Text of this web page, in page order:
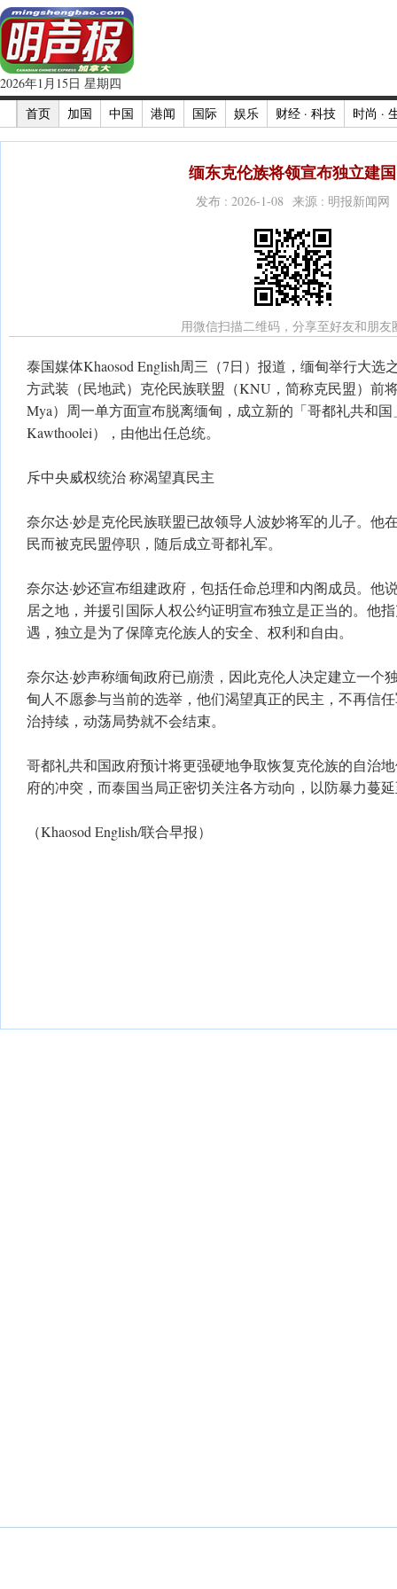
2026年1月15日 星期四
首页
加国 中国 港闻 国际 娱乐 财经 · 科技 时尚 ·
缅东克伦族将领宣布独立建国
发布 : 2026-1-08 来源 : 明报新闻网
用微信扫描二维码，分享至好友和朋友
泰国媒体Khaosod English周三（7日）报道，缅甸举行大选
方武装（民地武）克伦民族联盟（KNU，简称克民盟）前
Mya）周一单方面宣布脱离缅甸，成立新的「哥都礼共和国
Kawthoolei），由他出任总统。
斥中央威权统治 称渴望真民主
奈尔达·妙是克伦民族联盟已故领导人波妙将军的儿子。他
民而被克民盟停职，随后成立哥都礼军。
奈尔达·妙还宣布组建政府，包括任命总理和内阁成员。他
居之地，并援引国际人权公约证明宣布独立是正当的。他
遇，独立是为了保障克伦族人的安全、权利和自由。
奈尔达·妙声称缅甸政府已崩溃，因此克伦人决定建立一个
甸人不愿参与当前的选举，他们渴望真正的民主，不再信
治持续，动荡局势就不会结束。
哥都礼共和国政府预计将更强硬地争取恢复克伦族的自治
府的冲突，而泰国当局正密切关注各方动向，以防暴力蔓
（Khaosod English/联合早报）